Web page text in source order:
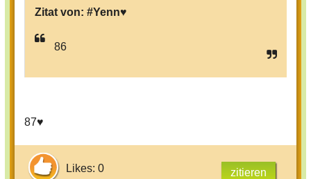
Zitat von: #Yenn♥
86
87♥
Likes: 0 zitieren